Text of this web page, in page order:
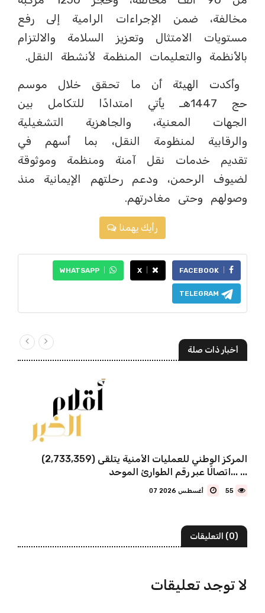
مخالفة، ضمن الإجراءات الرامية إلى رفع
مستويات الامتثال وتعزيز السلامة والالتزام
بالأنظمة والتعليمات المنظمة لأنشطة النقل.
وأكدت الهيئة أن ما تحقق خلال موسم
حج 1447هـ يأتي امتدادًا للتكامل بين
الجهات المعنية، والجاهزية التشغيلية
والرقابية لمنظومة النقل، بما أسهم في
تقديم خدمات نقل آمنة ومنظمة وموثوقة
لضيوف الرحمن، ودعم رحلتهم الإيمانية منذ
وصولهم وحتى مغادرتهم.
رأيك يهمنا
FACEBOOK
X
WHATSAPP
TELEGRAM
أخبار ذات صلة
المركز الوطني للعمليات الأمنية يتلقى (2,733,359)
اتصالًا عبر رقم الطوارئ الموحد... ...
55
(0) التعليقات
لا توجد تعليقات